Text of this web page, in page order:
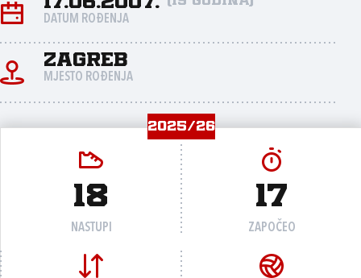
DATUM ROĐENJA
Zagreb
MJESTO ROĐENJA
2025/26
18
NASTUPI
17
ZAPOČEO